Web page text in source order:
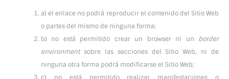
a) el enlace no podrá reproducir el contenido del Sitio Web
o partes del mismo de ninguna forma;
b) no está permitido crear un browser ni un border
environmentsobre las secciones del Sitio Web, ni de
ninguna otra forma podrá modificarse el Sitio Web;